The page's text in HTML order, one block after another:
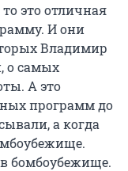
это отличная
И они
Владимир
о самых
А это
программ до
а когда
бомбоубежище.